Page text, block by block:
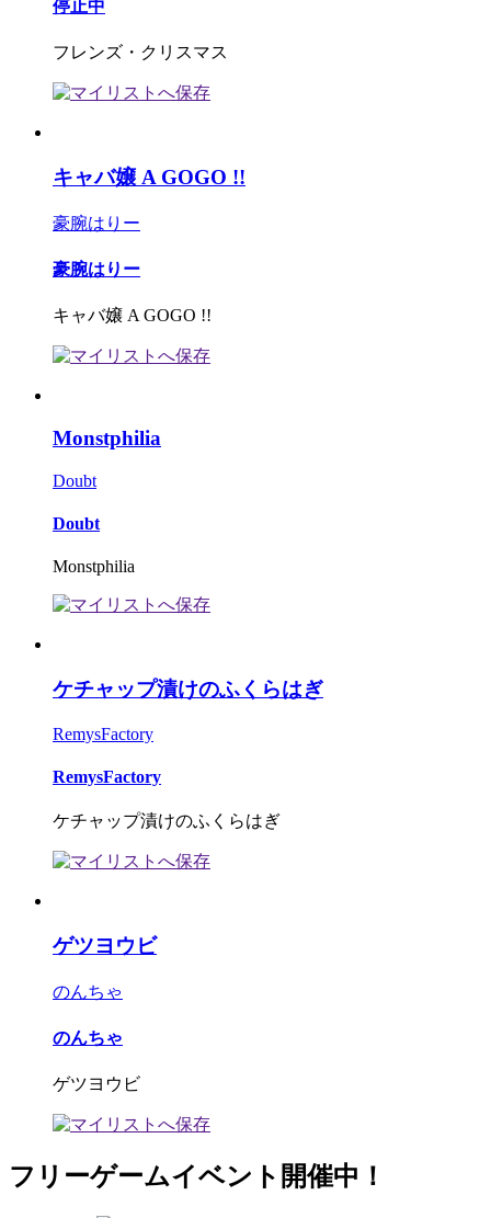
停止中
フレンズ・クリスマス
キャバ嬢 A GOGO !!
豪腕はりー
豪腕はりー
キャバ嬢 A GOGO !!
Monstphilia
Doubt
Doubt
Monstphilia
ケチャップ漬けのふくらはぎ
RemysFactory
RemysFactory
ケチャップ漬けのふくらはぎ
ゲツヨウビ
のんちゃ
のんちゃ
ゲツヨウビ
フリーゲームイベント開催中！